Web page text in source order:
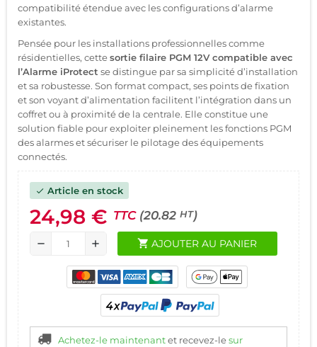
compatibilité étendue avec les configurations d’alarme
existantes.
Pensée pour les installations professionnelles comme
résidentielles, cettesortie filaire PGM 12V compatible avec
l’Alarme iProtect se distingue par sa simplicité d’installation
et sa robustesse. Son format compact, ses points de fixation
et son voyant d’alimentation facilitent l’intégration dans un
coffret ou à proximité de la centrale. Elle constitue une
solution fiable pour exploiter pleinement les fonctions PGM
des alarmes et sécuriser le pilotage des équipements
connectés.
check Article en stock
24,98 € TTC (20.82 HT)
remove add shopping_cart AJOUTER AU PANIER
Achetez-le maintenantet recevez-lesur